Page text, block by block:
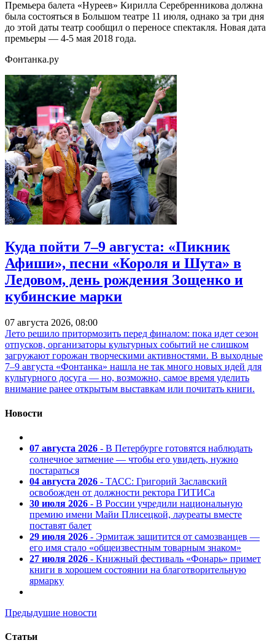
Премьера балета «Нуреев» Кирилла Серебренникова должна
была состояться в Большом театре 11 июля, однако за три дня
до этой даты театр сообщил о переносе спектакля. Новая дата
премьеры — 4-5 мая 2018 года.
Фонтанка.ру
Куда пойти 7–9 августа: «Пикник
Афиши», песни «Короля и Шута» в
Ледовом, день рождения Зощенко и
кубинские марки
07 августа 2026, 08:00
Лето решило притормозить перед финалом: пока идет сезон
отпусков, организаторы культурных событий не слишком
загружают горожан творческими активностями. В выходные
7–9 августа «Фонтанка» нашла не так много новых идей для
культурного досуга — но, возможно, самое время уделить
внимание ранее открытым выставкам или почитать книги.
Новости
07 августа 2026 - В Петербурге готовятся наблюдать
солнечное затмение — чтобы его увидеть, нужно
постараться
04 августа 2026 - ТАСС: Григорий Заславский
освобожден от должности ректора ГИТИСа
30 июля 2026 - В России учредили национальную
премию имени Майи Плисецкой, лауреаты вместе
поставят балет
29 июля 2026 - Эрмитаж защитится от самозванцев —
его имя стало «общеизвестным товарным знаком»
27 июля 2026 - Книжный фестиваль «Фонарь» примет
книги в хорошем состоянии на благотворительную
ярмарку
Предыдущие новости
Статьи